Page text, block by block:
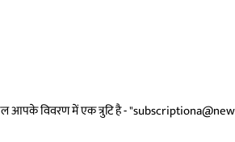
आपके विवरण में एक त्रुटि है -